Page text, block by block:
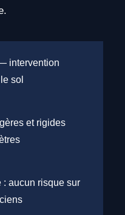
intervention
sol
et rigides
: aucun risque sur